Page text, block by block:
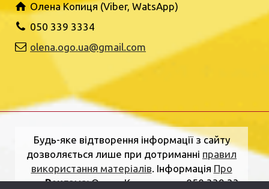
Олена Копиця (Viber, WatsApp)
050 339 3334
olena.ogo.ua@gmail.com
Будь-яке відтворення інформації з сайту
дозволяється лише при дотриманні правил
використання матеріалів. Інформація Про
нас.Реклама:Олена Копиця, тел. 050 339 33